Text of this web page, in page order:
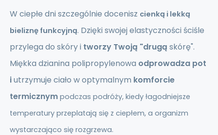
W ciepłe dni szczególnie docenisz cienką i lekką
bieliznę funkcyjną. Dzięki swojej elastyczności ściśle
przylega do skóry i tworzy Twoją "drugą skórę".
Miękka dzianina polipropylenowa odprowadza pot
iutrzymuje ciało w optymalnym komforcie
termicznym podczas podróży, kiedy łagodniejsze
temperatury przeplatają się z ciepłem, a organizm
wystarczająco się rozgrzewa.